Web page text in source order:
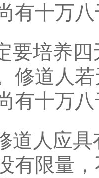
有十万
要培养
修道人
有十万
道人应
有限量